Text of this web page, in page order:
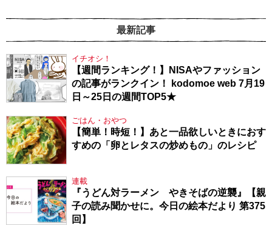
最新記事
イチオシ！
【週間ランキング！】NISAやファッション
の記事がランクイン！ kodomoe web 7月19
日～25日の週間TOP5★
ごはん・おやつ
【簡単！時短！】あと一品欲しいときにおす
すめの「卵とレタスの炒めもの」のレシピ
連載
『うどん対ラーメン やきそばの逆襲』【親
子の読み聞かせに。今日の絵本だより 第375
回】